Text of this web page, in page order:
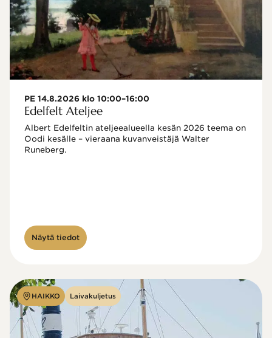
PE 14.8.2026 klo 10:00–16:00
Edelfelt Ateljee
Albert Edelfeltin ateljeealueella kesän 2026 teema on
Oodi kesälle – vieraana kuvanveistäjä Walter
Näytä tiedot
HAIKKO Laivakuljetus